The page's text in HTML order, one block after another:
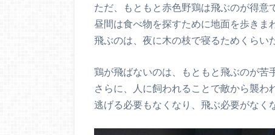
ただ、もともと赤色野鶏は飛ぶのが得意
昼間は食べ物を探すために地面を歩きま
飛ぶのは、夜に木の枝で寝るためくらい
鶏が飛ばないのは、もともと飛ぶのが苦
さらに、人に飼われることで敵から襲わ
逃げる必要もなくなり、飛ぶ必要がなく